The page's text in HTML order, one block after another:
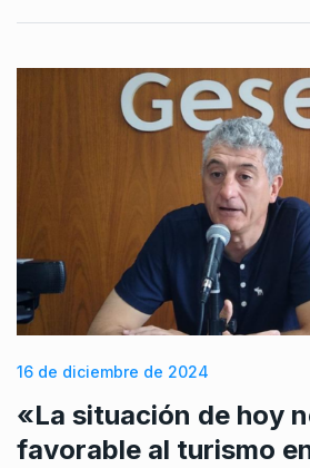
16 de diciembre de 2024
«La situación de hoy
favorable al turismo